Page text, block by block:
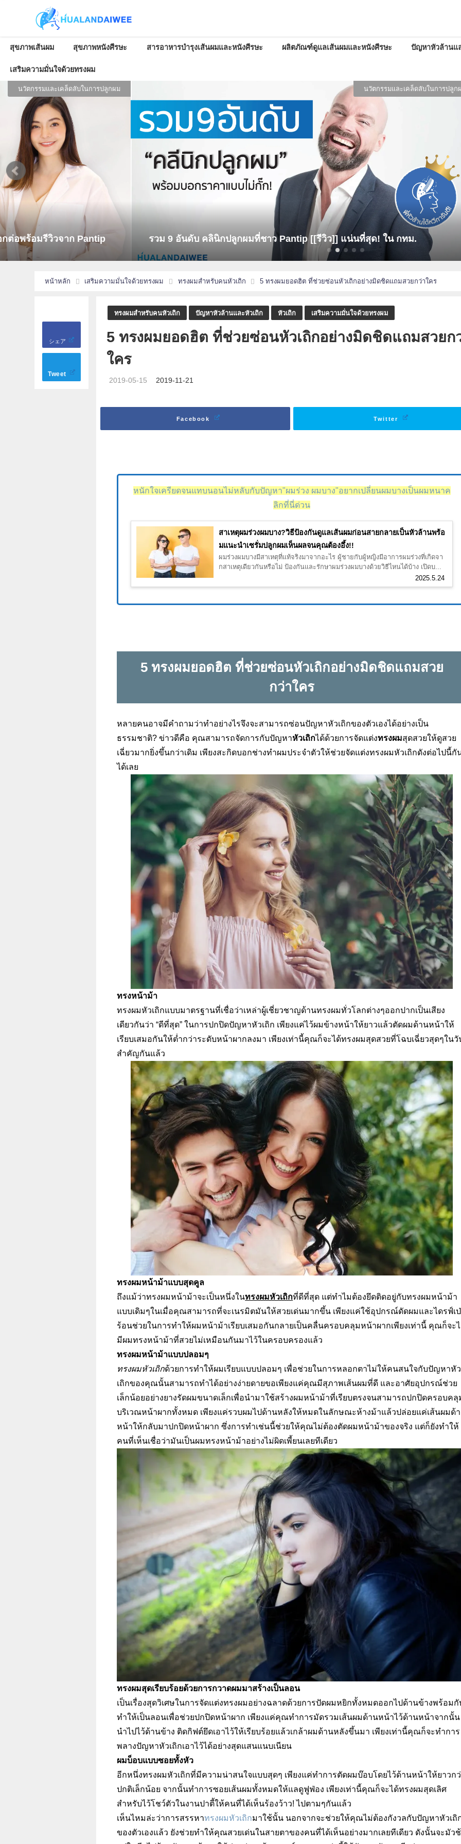
สุขภาพเส้นผม สุขภาพหนังศีรษะ สารอาหารบำรุงเส้นผมและหนังศีรษะ ผลิตภัณฑ์ดูแลเส้นผมและหนังศีรษะ ปัญหาหัวล้านแ
เสริมความมั่นใจด้วยทรงผม
นวัตกรรมและเคล็ดลับในการปลูกผม
[[รีวิว]] แน่นที่สุด! ใน กทม.
เสริมควา
เคล็ดลับเพิ่มเสน่ห์ให้ทรงผม ผมบางผมน้อยลองให้ "วิก" มาเป็นตัวช่
หน้าหลัก เสริมความมั่นใจด้วยทรงผม ทรงผมสำหรับคนหัวเถิก 5 ทรงผมยอดฮิต ที่ช่วยซ่อนหัวเถิกอย่างมิดชิดแถมสวยกว่าใคร
シェア
Tweet
ทรงผมสำหรับคนหัวเถิก ปัญหาหัวล้านและหัวเถิก หัวเถิก เสริมความมั่นใจด้วยทรงผม
5 ทรงผมยอดฮิต ที่ช่วยซ่อนหัวเถิกอย่างมิดชิดแถมสวยก
ใคร
2019-05-15 2019-11-21
Facebook Twitter
หนักใจเครียดจนแทบนอนไม่หลับกับปัญหา"ผมร่วง ผมบาง"อยากเปลี่ยนผมบางเป็นผมหนาค
ลิกที่นี่ด่วน
สาเหตุผมร่วงผมบาง?วิธีป้องกันดูแลเส้นผมก่อนสายกลายเป็นหัวล้านพร้อ
มแนะนำเซรั่มปลูกผมเห็นผลจนคุณต้องอึ้ง!!
2025.5.24
ผมร่วงผมบางมีสาเหตุที่แท้จริงมาจากอะไร ผู้ชายกับผู้หญิงมีอาการผมร่วงที่เกิดจา
กสาเหตุเดียวกันหรือไม่ ป้องกันและรักษาผมร่วงผมบางด้วยวิธีไหนได้บ้าง เปิดบ...
5 ทรงผมยอดฮิต ที่ช่วยซ่อนหัวเถิกอย่างมิดชิดแถมสวย
กว่าใคร
หลายคนอาจมีคำถามว่าทำอย่างไรจึงจะสามารถซ่อนปัญหาหัวเถิกของตัวเองได้อย่างเป็น
ธรรมชาติ?ข่าวดีคือ คุณสามารถจัดการกับปัญหาหัวเถิกได้ด้วยการจัดแต่งทรงผมสุดสวยให้ดูสวย
เฉี่ยวมากยิ่งขึ้นกว่าเดิม เพียงสะกิดบอกช่างทำผมประจำตัวให้ช่วยจัดแต่งทรงผมหัวเถิกดังต่อไปนี้กั
ได้เลย
ทรงหน้าม้า
ทรงผมหัวเถิกแบบมาตรฐานที่เชื่อว่าเหล่าผู้เชี่ยวชาญด้านทรงผมทั่วโลกต่างๆออกปากเป็นเสียง
เดียวกันว่า “ดีที่สุด” ในการปกปิดปัญหาหัวเถิก เพียงแค่ไว้ผมข้างหน้าให้ยาวแล้วตัดผมด้านหน้าให้
เรียบเสมอกันให้ต่ำกว่าระดับหน้าผากลงมา เพียงเท่านี้คุณก็จะได้ทรงผมสุดสวยที่โฉบเฉี่ยวสุดๆในวั
สำคัญกันแล้ว
ทรงผมหน้าม้าแบบสุดคูล
ถึงแม้ว่าทรงผมหน้าม้าจะเป็นหนึ่งในทรงผมหัวเถิกที่ดีที่สุด แต่ทำไมต้องยึดติดอยู่กับทรงผมหน้าม้า
แบบเดิมๆในเมื่อคุณสามารถที่จะเนรมิตมันให้สวยเด่นมากขึ้น เพียงแค่ใช้อุปกรณ์ดัดผมและไดรฟ์เ
ร้อนช่วยในการทำให้ผมหน้าม้าเรียบเสมอกันกลายเป็นคลื่นครอบคลุมหน้าผากเพียงเท่านี้ คุณก็จะ
มีผมทรงหน้าม้าที่สวยไม่เหมือนกันมาไว้ในครอบครองแล้ว
ทรงผมหน้าม้าแบบปลอมๆ
ทรงผมหัวเถิกด้วยการทำให้ผมเรียบแบบปลอมๆ เพื่อช่วยในการหลอกตาไม่ให้คนสนใจกับปัญหาหัว
เถิกของคุณนั้นสามารถทำได้อย่างง่ายดายขอเพียงแค่คุณมีสุภาพเส้นผมที่ดี และอาศัยอุปกรณ์ช่วย
เล็กน้อยอย่างยางรัดผมขนาดเล็กเพื่อนำมาใช้สร้างผมหน้าม้าที่เรียบตรงจนสามารถปกปิดครอบคลุ
บริเวณหน้าผากทั้งหมด เพียงแค่รวบผมไปด้านหลังให้หมดในลักษณะห้างม้าแล้วปล่อยแค่เส้นผมด้
หน้าให้กลับมาปกปิดหน้าผาก ซึ่งการทำเช่นนี้ช่วยให้คุณไม่ต้องตัดผมหน้าม้าของจริง แต่ก็ยังทำให้
คนที่เห็นเชื่อว่ามันเป็นผมทรงหน้าม้าอย่างไม่ผิดเพี้ยนเลยทีเดียว
ทรงผมสุดเรียบร้อยด้วยการกวาดผมมาสร้างเป็นลอน
เป็นเรื่องสุดวิเศษในการจัดแต่งทรงผมอย่างฉลาดด้วยการปัดผมหยิกทั้งหมดออกไปด้านข้างพร้อมกั
ทำให้เป็นลอนเพื่อช่วยปกปิดหน้าผาก เพียงแค่คุณทำการมัดรวมเส้นผมด้านหน้าไว้ด้านหน้าจากนั้น
นำไปไว้ด้านข้าง ติดกิฟต์ยึดเอาไว้ให้เรียบร้อยแล้วเกล้าผมด้านหลังขึ้นมา เพียงเท่านี้คุณก็จะทำการ
พลางปัญหาหัวเถิกเอาไว้ได้อย่างสุดแสนแนบเนียน
ผมบ็อบแบบซอยทั้งหัว
อีกหนึ่งทรงผมหัวเถิกที่มีความน่าสนใจแบบสุดๆ เพียงแค่ทำการตัดผมบ๊อบโดยไว้ด้านหน้าให้ยาวก
ปกติเล็กน้อย จากนั้นทำการซอยเส้นผมทั้งหมดให้แลดูฟูฟ่อง เพียงเท่านี้คุณก็จะได้ทรงผมสุดเลิศ
สำหรับไว้โชว์ตัวในงานปาตี้ให้คนที่ได้เห็นร้องว้าว!ไปตามๆกันแล้ว
เห็นไหมล่ะว่าการสรรหาทรงผมหัวเถิกมาใช้นั้น นอกจากจะช่วยให้คุณไม่ต้องกังวลกับปัญหาหัวเถิ
ของตัวเองแล้ว ยังช่วยทำให้คุณสวยเด่นในสายตาของคนที่ได้เห็นอย่างมากเลยทีเดียว ดังนั้นจะมัว